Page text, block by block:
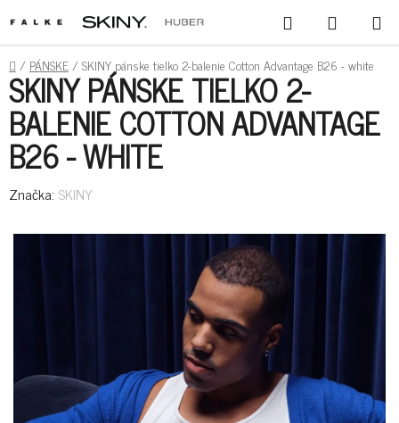
NA
OBSAH
HĽADAŤ
KOŠÍK
DOMOV
/ PÁNSKE/ SKINY pánske tielko 2-balenie Cotton Advantage B26 - white
SKINY PÁNSKE TIELKO 2-
BALENIE COTTON ADVANTAGE
B26 - WHITE
Značka: SKINY